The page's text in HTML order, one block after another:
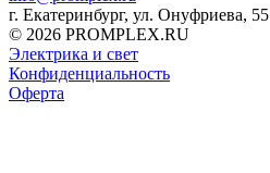
г. Екатеринбург, ул. Онуфриева, 55
© 2026 PROMPLEX.RU
Электрика и свет
Конфиденциальность
Оферта